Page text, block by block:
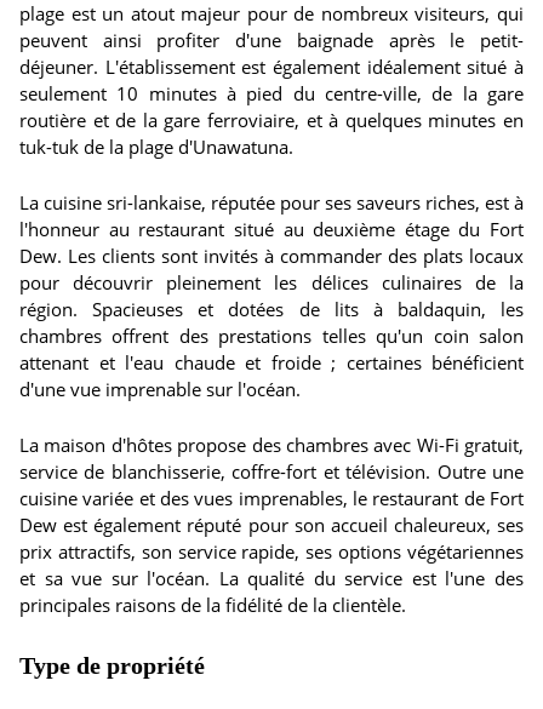
plage est un atout majeur pour de nombreux visiteurs, qui
peuvent ainsi profiter d'une baignade après le petit-
déjeuner. L'établissement est également idéalement situé à
seulement 10 minutes à pied du centre-ville, de la gare
routière et de la gare ferroviaire, et à quelques minutes en
tuk-tuk de la plage d'Unawatuna.
La cuisine sri-lankaise, réputée pour ses saveurs riches, est à
l'honneur au restaurant situé au deuxième étage du Fort
Dew. Les clients sont invités à commander des plats locaux
pour découvrir pleinement les délices culinaires de la
région. Spacieuses et dotées de lits à baldaquin, les
chambres offrent des prestations telles qu'un coin salon
attenant et l'eau chaude et froide ; certaines bénéficient
d'une vue imprenable sur l'océan.
La maison d'hôtes propose des chambres avec Wi-Fi gratuit,
service de blanchisserie, coffre-fort et télévision. Outre une
cuisine variée et des vues imprenables, le restaurant de Fort
Dew est également réputé pour son accueil chaleureux, ses
prix attractifs, son service rapide, ses options végétariennes
et sa vue sur l'océan. La qualité du service est l'une des
principales raisons de la fidélité de la clientèle.
Type de propriété